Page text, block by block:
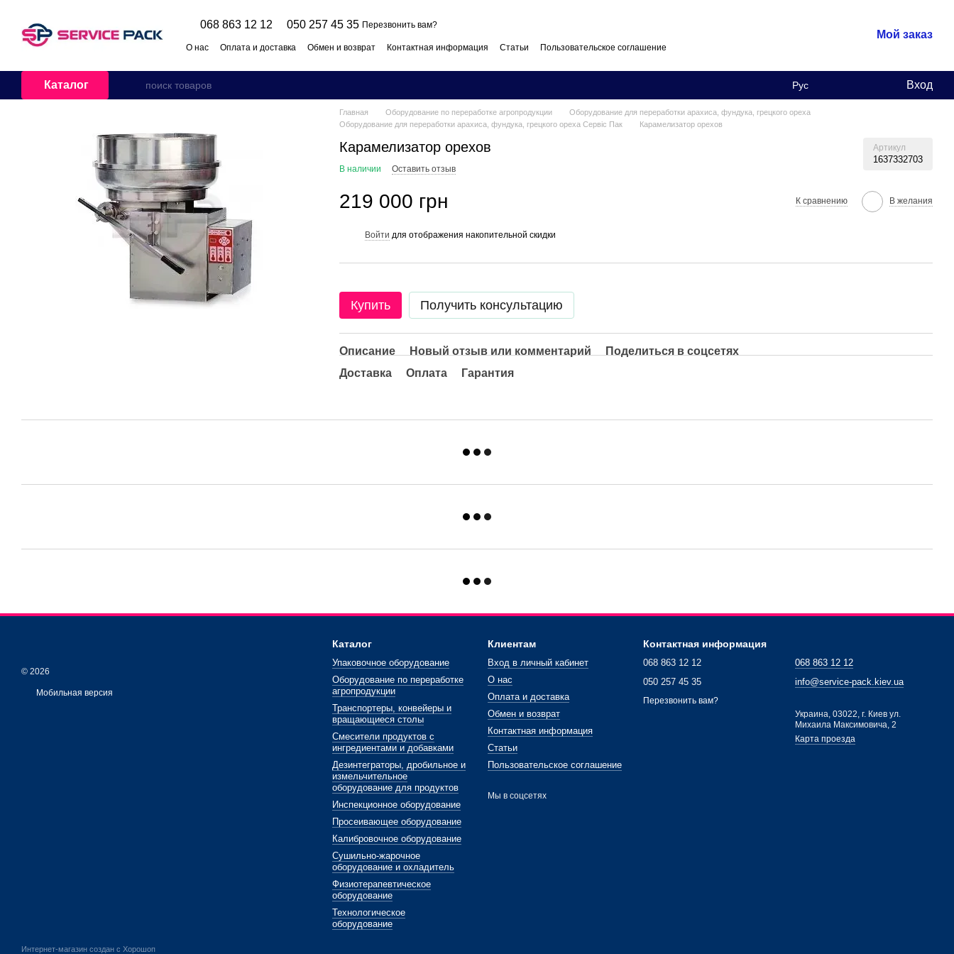
068 863 12 12 050 257 45 35 Перезвонить вам?
О нас Оплата и доставка Обмен и возврат Контактная информация Статьи Пользовательское соглашение
Мой заказ
Каталог Рус Вход
Главная Оборудование по переработке агропродукции
Оборудование для переработки арахиса, фундука, грецкого ореха
Оборудование для переработки арахиса, фундука, грецкого ореха Сервіс Пак
Карамелизатор орехов
Карамелизатор орехов Артикул
1637332703
В наличии Оставить отзыв
219 000 грн К сравнению В желания
Войти для отображения накопительной скидки
Купить Получить консультацию
Описание Новый отзыв или комментарий
Поделиться в соцсетях
Доставка
Оплата Гарантия
© 2026
Мобильная версия
Интернет-магазин создан с Хорошоп
Каталог
Упаковочное оборудование
Оборудование по переработке
агропродукции
Транспортеры, конвейеры и
вращающиеся столы
Смесители продуктов с
ингредиентами и добавками
Дезинтеграторы, дробильное и
измельчительное
оборудование для продуктов
Инспекционное оборудование
Просеивающее оборудование
Калибровочное оборудование
Сушильно-жарочное
оборудование и охладитель
Физиотерапевтическое
оборудование
Технологическое
оборудование
Клиентам
Вход в личный кабинет
О нас
Оплата и доставка
Обмен и возврат
Контактная информация
Статьи
Пользовательское соглашение
Мы в соцсетях
Контактная информация
068 863 12 12
050 257 45 35
Перезвонить вам?
068 863 12 12
info@service-pack.kiev.ua
Украина, 03022, г. Киев ул.
Михаила Максимовича, 2
Карта проезда